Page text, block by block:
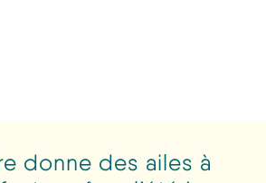
donne des ailes à